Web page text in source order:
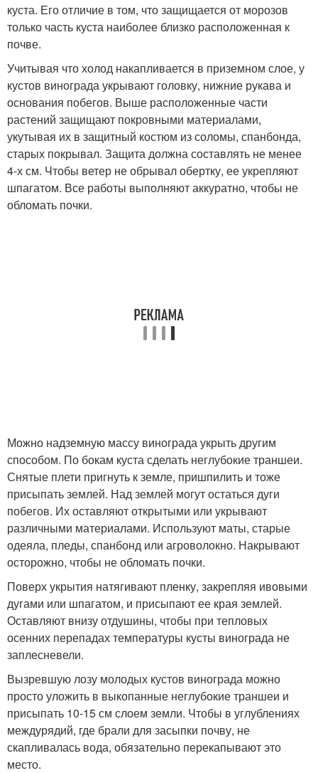
куста. Его отличие в том, что защищается от морозов
только часть куста наиболее близко расположенная к
почве.
Учитывая что холод накапливается в приземном слое, у
кустов винограда укрывают головку, нижние рукава и
основания побегов. Выше расположенные части
растений защищают покровными материалами,
укутывая их в защитный костюм из соломы, спанбонда,
старых покрывал. Защита должна составлять не менее
4-х см. Чтобы ветер не обрывал обертку, ее укрепляют
шпагатом. Все работы выполняют аккуратно, чтобы не
обломать почки.
Можно надземную массу винограда укрыть другим
способом. По бокам куста сделать неглубокие траншеи.
Снятые плети пригнуть к земле, пришпилить и тоже
присыпать землей. Над землей могут остаться дуги
побегов. Их оставляют открытыми или укрывают
различными материалами. Используют маты, старые
одеяла, пледы, спанбонд или агроволокно. Накрывают
осторожно, чтобы не обломать почки.
Поверх укрытия натягивают пленку, закрепляя ивовыми
дугами или шпагатом, и присыпают ее края землей.
Оставляют внизу отдушины, чтобы при тепловых
осенних перепадах температуры кусты винограда не
заплесневели.
Вызревшую лозу молодых кустов винограда можно
просто уложить в выкопанные неглубокие траншеи и
присыпать 10-15 см слоем земли. Чтобы в углублениях
междурядий, где брали для засыпки почву, не
скапливалась вода, обязательно перекапывают это
место.